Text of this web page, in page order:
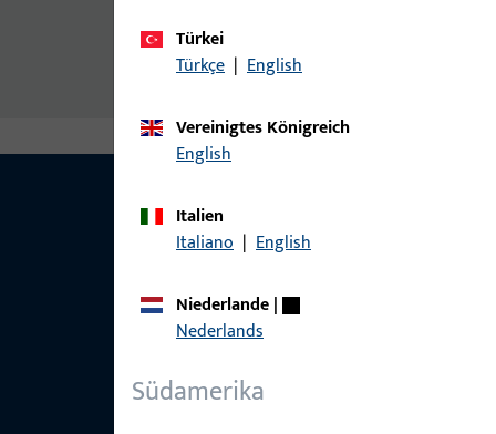
Zusatzinformationen
Auflaufrolle Rahmen
Türkei
Türkçe | English
Vereinigtes Königreich
English
Italien
Italiano | English
Niederlande|
Nederlands
Südamerika